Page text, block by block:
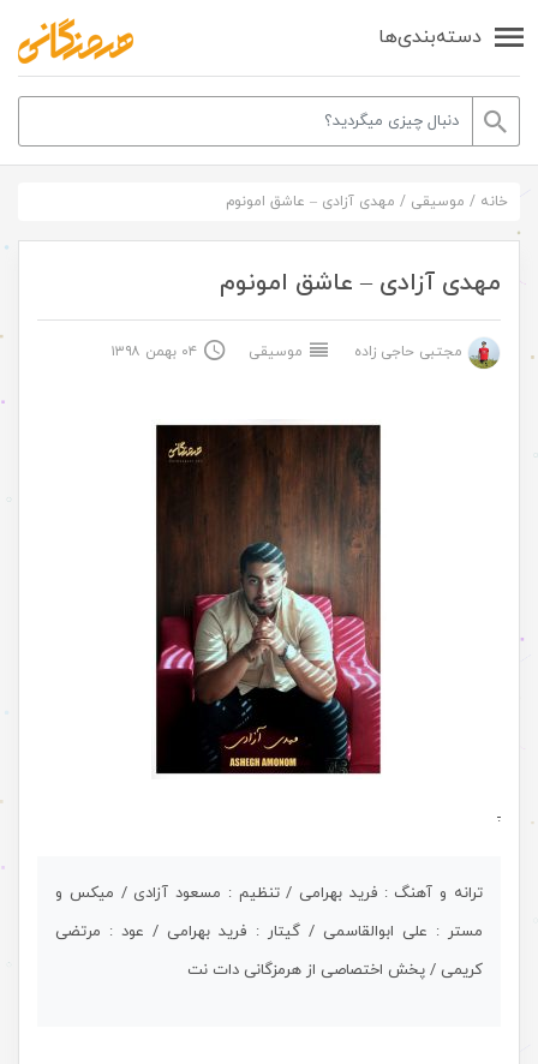
دسته‌بندی‌ها
خانه / موسیقی / مهدی آزادی – عاشق امونوم
مهدی آزادی – عاشق امونوم
مجتبی حاجی زاده موسیقی ۰۴ بهمن ۱۳۹۸
.
ترانه و آهنگ : فرید بهرامی / تنظیم : مسعود آزادی / میکس و
مستر : علی ابوالقاسمی / گیتار : فرید بهرامی / عود : مرتضی
کریمی / پخش اختصاصی از هرمزگانی دات نت